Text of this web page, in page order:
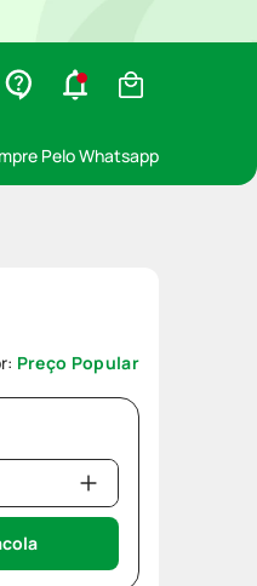
Pelo Whatsapp
Preço Popular